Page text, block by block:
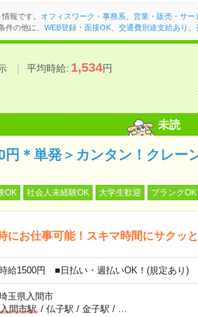
報です。 オフィスワーク・事務系 営業・販売・サー
件の他に、 WEB登録・面接OK、 交通費別途支給あり
平均時給:1,534円
未読
円＊単発＞カンタン！クレー
OK 社会人未経験OK 大学生歓迎 ブランクOK
にお仕事可能！スキマ時間にサクッ
給1500円 ■日払い・週払いOK！(規定あり)
玉県入間市
入間市駅/ 仏子駅 / 金子駅 /